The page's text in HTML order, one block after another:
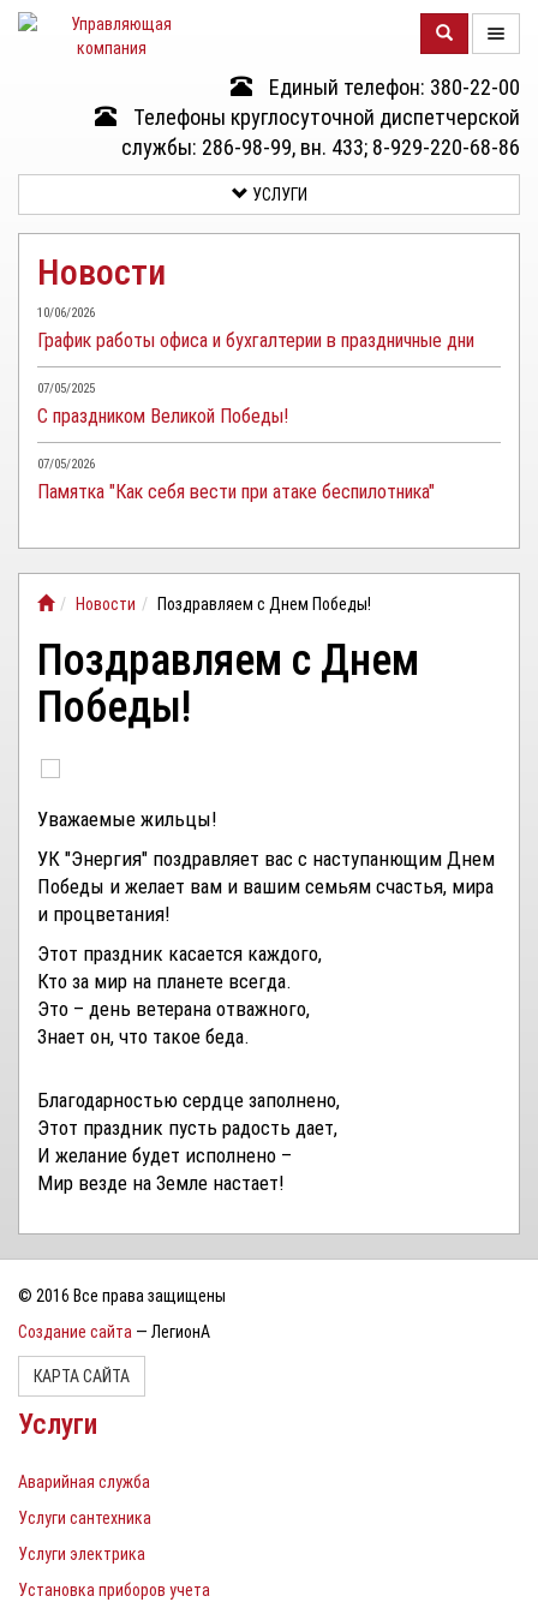
Единый телефон: 380-22-00
Телефоны круглосуточной диспетчерской
службы: 286-98-99, вн. 433; 8-929-220-68-86
КОМПАНИИ
УСЛУГИ
ДОКУМЕНТЫ
ОТЧЕТНОСТЬ
КЛИЕНТАМ
КАБИНЕТ
УСЛУГИ
Новости
10/06/2026
График работы офиса и бухгалтерии в праздничные дни
07/05/2025
С праздником Великой Победы!
07/05/2026
Памятка "Как себя вести при атаке беспилотника"
Новости Поздравляем с Днем Победы!
Поздравляем с Днем
Победы!
Уважаемые жильцы!
УК "Энергия" поздравляет вас с наступанющим Днем
Победы и желает вам и вашим семьям счастья, мира
и процветания!
Этот праздник касается каждого,
Кто за мир на планете всегда.
Это – день ветерана отважного,
Знает он, что такое беда.
Благодарностью сердце заполнено,
Этот праздник пусть радость дает,
И желание будет исполнено –
Мир везде на Земле настает!
© 2016 Все права защищены
Создание сайта — ЛегионА
КАРТА САЙТА
Услуги
Аварийная служба
Услуги сантехника
Услуги электрика
Установка приборов учета